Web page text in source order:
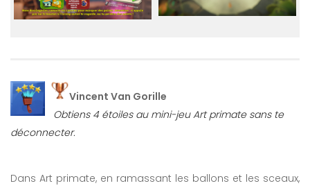
Vincent Van Gorille
Obtiens 4 étoiles au mini-jeu Art primate sans te
déconnecter.
Dans Art primate, en ramassant les ballons et les sceaux,